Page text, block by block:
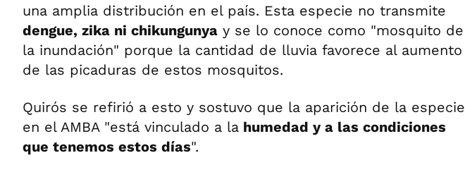
una amplia distribución en el país. Esta especie no transmite
dengue, zika ni chikungunya y se lo conoce como "mosquito de
la inundación" porque la cantidad de lluvia favorece al aumento
de las picaduras de estos mosquitos.
Quirós se refirió a esto y sostuvo que la aparición de la especie
en el AMBA "está vinculado a la humedad y a las condiciones
que tenemos estos días".